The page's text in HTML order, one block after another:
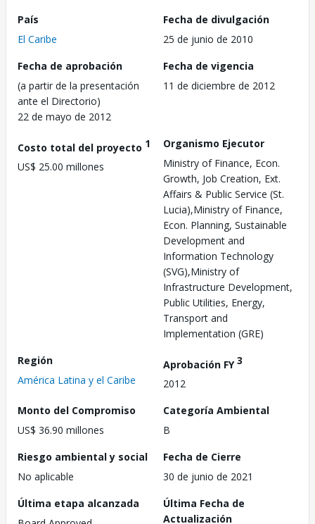
País
El Caribe
Fecha de divulgación
25 de junio de 2010
Fecha de aprobación
(a partir de la presentación
ante el Directorio)
22 de mayo de 2012
Fecha de vigencia
11 de diciembre de 2012
Costo total del proyecto 1
US$ 25.00 millones
Organismo Ejecutor
Ministry of Finance, Econ.
Growth, Job Creation, Ext.
Affairs & Public Service (St.
Lucia),Ministry of Finance,
Econ. Planning, Sustainable
Development and
Information Technology
(SVG),Ministry of
Infrastructure Development,
Public Utilities, Energy,
Transport and
Implementation (GRE)
Región
América Latina y el Caribe
Aprobación FY3
2012
Monto del Compromiso
US$ 36.90 millones
Categoría Ambiental
B
Riesgo ambiental y social
No aplicable
Fecha de Cierre
30 de junio de 2021
Última etapa alcanzada
Última Fecha de
Actualización